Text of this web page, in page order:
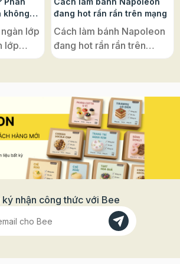
không
biến
lớp
lớp
nhẹ
hay
xinh
thì tất cả
liệu
bột này
hồn”
Âu,
tan,
đang hot rần rần trên mạng
Cách làm bánh Napoleon
đang hot rần rần trên
mạng – hoá ra lại cực dễ
là “Napoleon”? Nghe đến
“Napoleon”, nhiều người
thường nghĩ ngay đến vị
hoàng đế lừng danh của
Pháp. Nhưng thật ra, tên
gọi ấy chỉ là một sự nhầm
thực. Bánh Napoleon vốn
có tên gốc là “Mille-
feuille”, nghĩa là “ngàn lớp
được cho là lấy cảm hứng
nhận công thức với Bee